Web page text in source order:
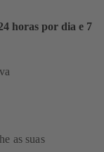
horas por dia e 7
as suas